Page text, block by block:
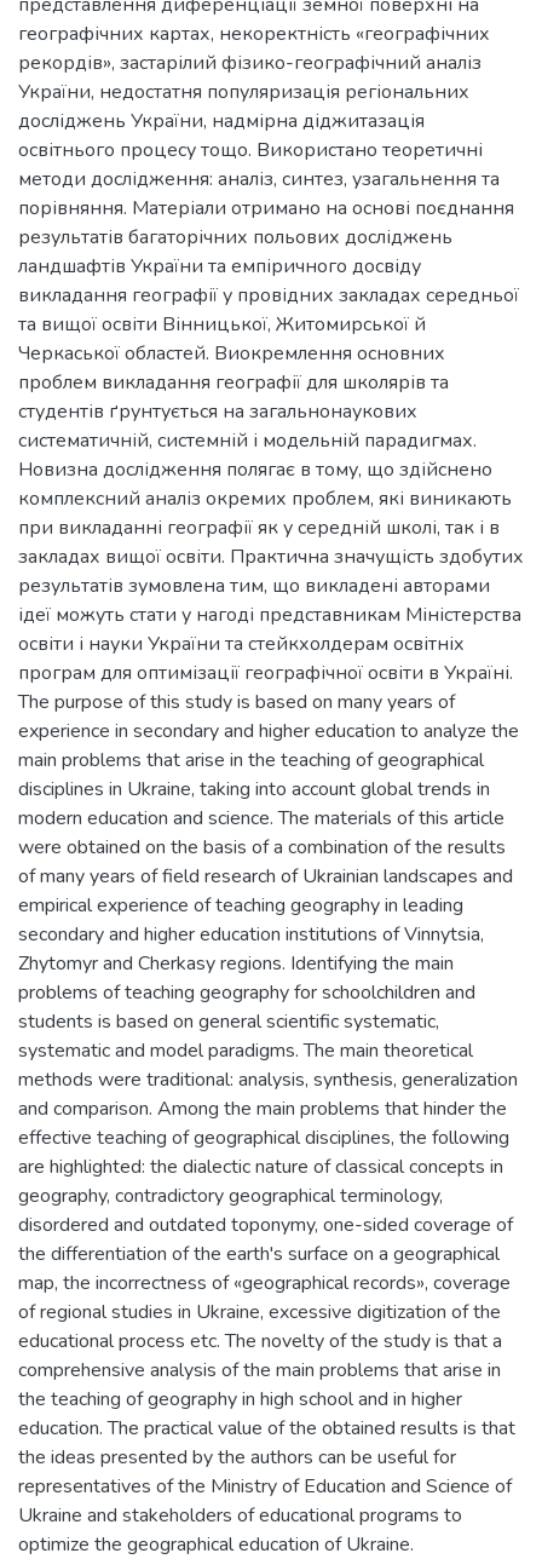
географічних картах, некоректність «географічних
рекордів», застарілий фізико-географічний аналіз
України, недостатня популяризація регіональних
досліджень України, надмірна діджитазація
освітнього процесу тощо. Використано теоретичні
методи дослідження: аналіз, синтез, узагальнення та
порівняння. Матеріали отримано на основі поєднання
результатів багаторічних польових досліджень
ландшафтів України та емпіричного досвіду
викладання географії у провідних закладах середньої
та вищої освіти Вінницької, Житомирської й
Черкаської областей. Виокремлення основних
проблем викладання географії для школярів та
студентів ґрунтується на загальнонаукових
систематичній, системній і модельній парадигмах.
Новизна дослідження полягає в тому, що здійснено
комплексний аналіз окремих проблем, які виникають
при викладанні географії як у середній школі, так і в
закладах вищої освіти. Практична значущість здобутих
результатів зумовлена тим, що викладені авторами
ідеї можуть стати у нагоді представникам Міністерства
освіти і науки України та стейкхолдерам освітніх
програм для оптимізації географічної освіти в Україні.
The purpose of this study is based on many years of
experience in secondary and higher education to analyze the
main problems that arise in the teaching of geographical
disciplines in Ukraine, taking into account global trends in
modern education and science. The materials of this article
were obtained on the basis of a combination of the results
of many years of field research of Ukrainian landscapes and
empirical experience of teaching geography in leading
secondary and higher education institutions of Vinnytsia,
Zhytomyr and Cherkasy regions. Identifying the main
problems of teaching geography for schoolchildren and
students is based on general scientific systematic,
systematic and model paradigms. The main theoretical
methods were traditional: analysis, synthesis, generalization
and comparison. Among the main problems that hinder the
effective teaching of geographical disciplines, the following
are highlighted: the dialectic nature of classical concepts in
geography, contradictory geographical terminology,
disordered and outdated toponymy, one-sided coverage of
the differentiation of the earth's surface on a geographical
map, the incorrectness of «geographical records», coverage
of regional studies in Ukraine, excessive digitization of the
educational process etc. The novelty of the study is that a
comprehensive analysis of the main problems that arise in
the teaching of geography in high school and in higher
education. The practical value of the obtained results is that
the ideas presented by the authors can be useful for
representatives of the Ministry of Education and Science of
Ukraine and stakeholders of educational programs to
optimize the geographical education of Ukraine.